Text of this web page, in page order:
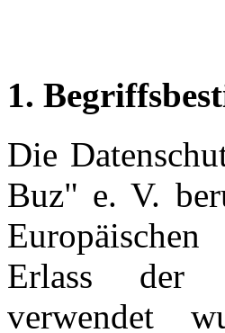
1.
Die
Buz" e. V.
Erlass der
verwendet